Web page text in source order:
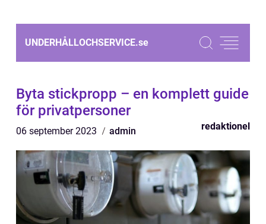
UNDERHÅLLOCHSERVICE.se
Byta stickpropp – en komplett guide
för privatpersoner
06 september 2023 admin redaktionel